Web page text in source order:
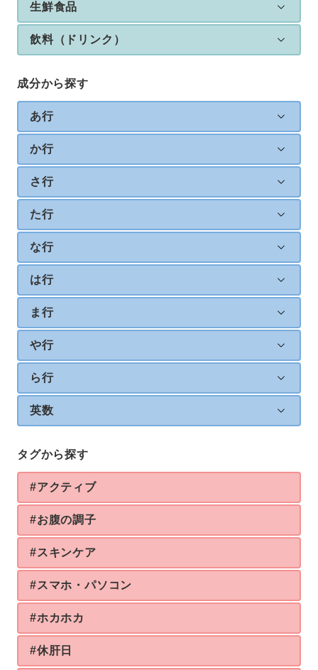
生鮮食品
飲料（ドリンク）
成分から探す
あ行
か行
さ行
た行
な行
は行
ま行
や行
ら行
英数
タグから探す
#アクティブ
#お腹の調子
#スキンケア
#スマホ・パソコン
#ホカホカ
#休肝日